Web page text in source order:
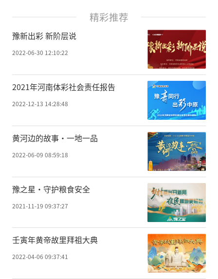
精彩推荐
豫新出彩 新阶层说
2022-06-30 12:10:22
2021年河南体彩社会责任报告
2022-12-13 14:28:48
黄河边的故事·一地一品
2022-06-09 08:59:18
豫之星·守护粮食安全
2021-11-19 09:37:27
壬寅年黄帝故里拜祖大典
2022-04-06 09:37:41